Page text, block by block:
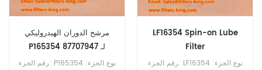
مرشح الدوران الهيدروليكي
P165354 87707947 لـ
1825B 580SR-2
رقم الجزء: P165354 نوع الجزء:
LF16354 Spin-on Lube
Filter
رقم الجزء: LF16354 نوع الجزء: